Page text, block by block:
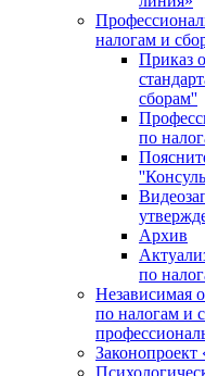
налогам и
Приказ
сборам''
по
Архив
по
Независимая
по налогам и
Законопроект